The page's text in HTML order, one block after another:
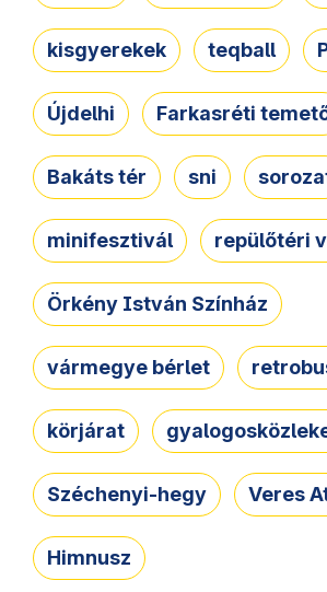
kisgyerekek teqball
Újdelhi Farkasréti
Bakáts tér sni
minifesztivál repülőtéri
Örkény István Színház
vármegye bérlet
körjárat
Széchenyi-hegy Veres
Himnusz